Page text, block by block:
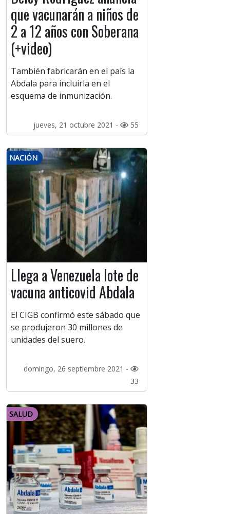
que vacunarán a niños de
2 a 12 años con Soberana
(+video)
También fabricarán en el país la
Abdala para incluirla en el
esquema de inmunización.
jueves, 21 octubre 2021 - 55
NACIÓN
Llega a Venezuela lote de
vacuna anticovid Abdala
El CIGB confirmó este sábado que
se produjeron 30 millones de
unidades del suero.
domingo, 26 septiembre 2021 -
33
SALUD